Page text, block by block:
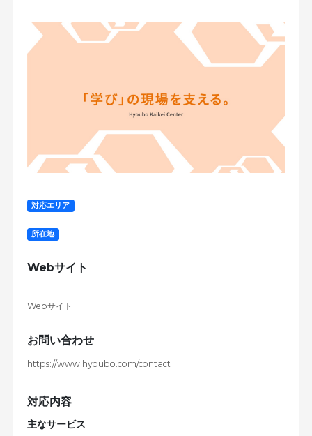
対応エリア
所在地
Webサイト
Webサイト
お問い合わせ
https://www.hyoubo.com/contact
対応内容
主なサービス